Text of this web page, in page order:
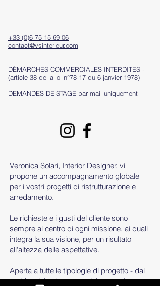
+33 (0)6 75 15 69 06
contact@vsinterieur.com
DÉMARCHES COMMERCIALES INTERDITES -
(article 38 de la loi n°78-17 du 6 janvier 1978)
DEMANDES DE STAGE par mail uniquement
Veronica Solari, Interior Designer, vi
propone un accompagnamento globale
per i vostri progetti di ristrutturazione e
arredamento.
Le richieste e i gusti del cliente sono
sempre al centro di ogni missione, ai quali
integra la sua visione, per un risultato
all'altezza delle aspettative.
Aperta a tutte le tipologie di progetto - dal
residenziale al commerciale - saprà